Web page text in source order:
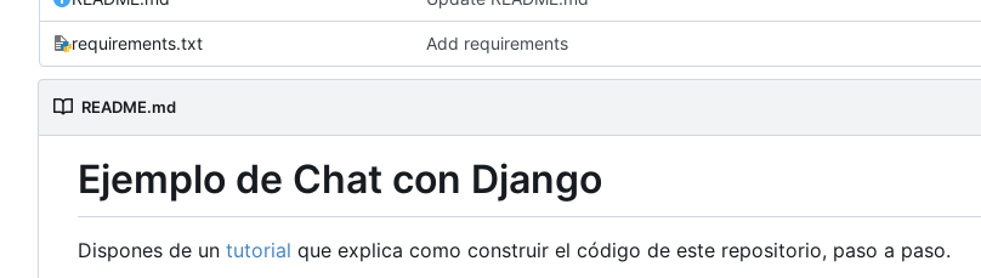
requirements.txt Add requirements
README.md
Ejemplo de Chat con Django
Dispones de un tutorial que explica como construir el código de este repositorio, paso a paso.